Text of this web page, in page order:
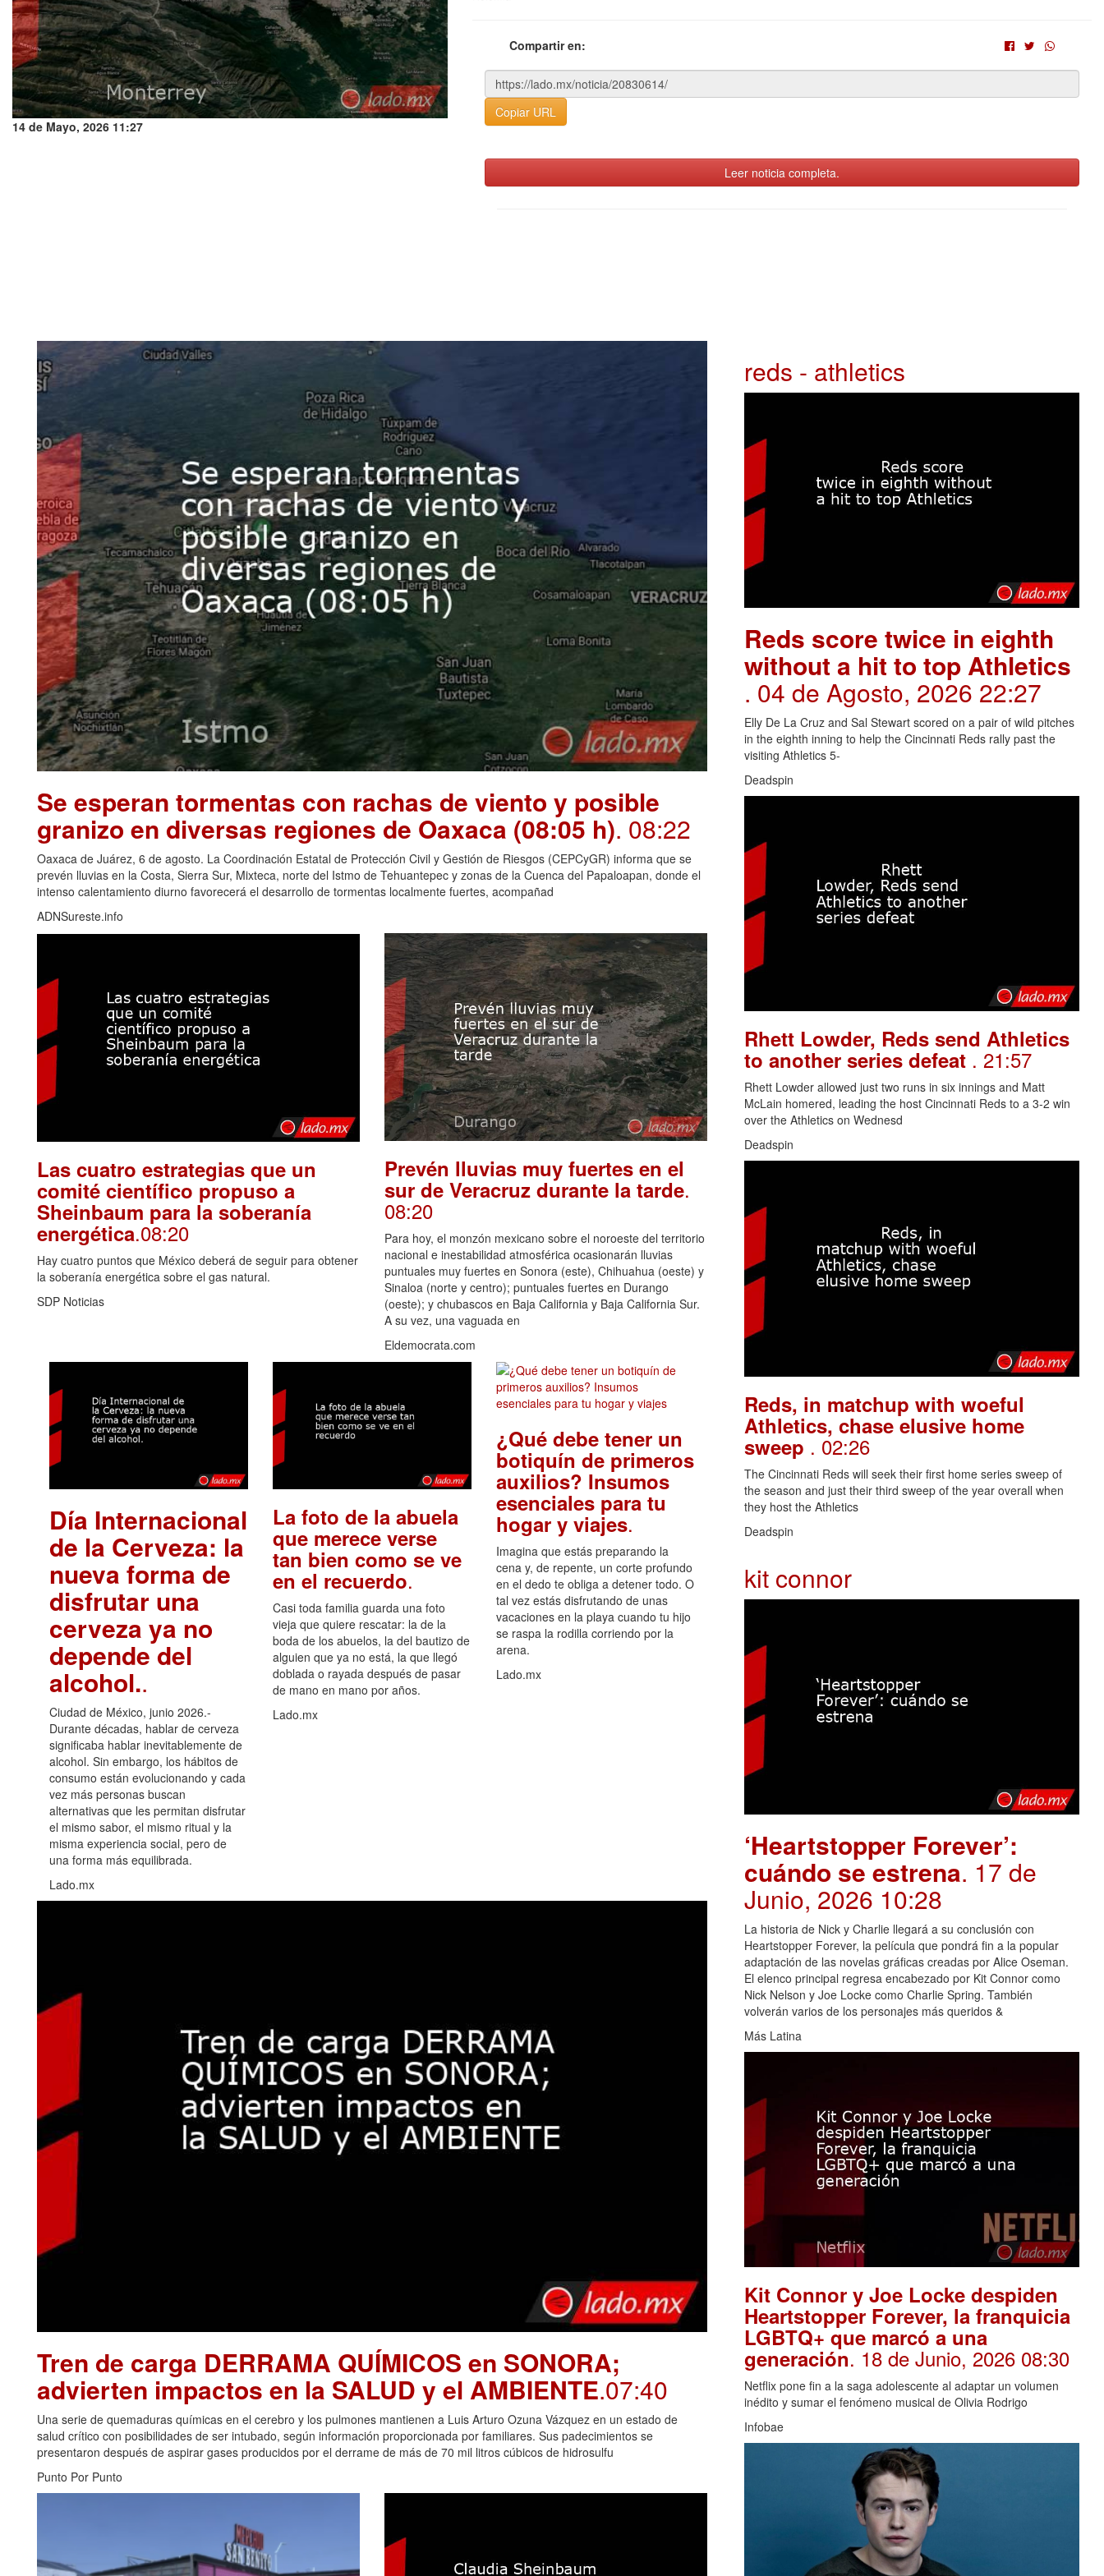
14 de Mayo, 2026 11:27
Compartir en:
Copiar URL
Leer noticia completa.
Se esperan tormentas con rachas de viento y posible
granizo en diversas regiones de Oaxaca (08:05 h). 08:22
Oaxaca de Juárez, 6 de agosto. La Coordinación Estatal de Protección Civil y Gestión de Riesgos (CEPCyGR) informa que se
prevén lluvias en la Costa, Sierra Sur, Mixteca, norte del Istmo de Tehuantepec y zonas de la Cuenca del Papaloapan, donde el
intenso calentamiento diurno favorecerá el desarrollo de tormentas localmente fuertes, acompañad
ADNSureste.info
Las cuatro estrategias que un
comité científico propuso a
Sheinbaum para la soberanía
energética.08:20
Hay cuatro puntos que México deberá de seguir para obtener
la soberanía energética sobre el gas natural.
SDP Noticias
Prevén lluvias muy fuertes en el
sur de Veracruz durante la tarde.
08:20
Para hoy, el monzón mexicano sobre el noroeste del territorio
nacional e inestabilidad atmosférica ocasionarán lluvias
puntuales muy fuertes en Sonora (este), Chihuahua (oeste) y
Sinaloa (norte y centro); puntuales fuertes en Durango
(oeste); y chubascos en Baja California y Baja California Sur.
A su vez, una vaguada en
Eldemocrata.com
Día Internacional
de la Cerveza: la
nueva forma de
disfrutar una
cerveza ya no
depende del
alcohol..
Ciudad de México, junio 2026.-
Durante décadas, hablar de cerveza
significaba hablar inevitablemente de
alcohol. Sin embargo, los hábitos de
consumo están evolucionando y cada
vez más personas buscan
alternativas que les permitan disfrutar
el mismo sabor, el mismo ritual y la
misma experiencia social, pero de
una forma más equilibrada.
Lado.mx
La foto de la abuela
que merece verse
tan bien como se ve
en el recuerdo.
Casi toda familia guarda una foto
vieja que quiere rescatar: la de la
boda de los abuelos, la del bautizo de
alguien que ya no está, la que llegó
doblada o rayada después de pasar
de mano en mano por años.
Lado.mx
¿Qué debe tener un
botiquín de primeros
auxilios? Insumos
esenciales para tu
hogar y viajes.
Imagina que estás preparando la
cena y, de repente, un corte profundo
en el dedo te obliga a detener todo. O
tal vez estás disfrutando de unas
vacaciones en la playa cuando tu hijo
se raspa la rodilla corriendo por la
arena.
Lado.mx
Tren de carga DERRAMA QUÍMICOS en SONORA;
advierten impactos en la SALUD y el AMBIENTE.07:40
Una serie de quemaduras químicas en el cerebro y los pulmones mantienen a Luis Arturo Ozuna Vázquez en un estado de
salud crítico con posibilidades de ser intubado, según información proporcionada por familiares. Sus padecimientos se
presentaron después de aspirar gases producidos por el derrame de más de 70 mil litros cúbicos de hidrosulfu
Punto Por Punto
reds - athletics
Reds score twice in eighth
without a hit to top Athletics
. 04 de Agosto, 2026 22:27
Elly De La Cruz and Sal Stewart scored on a pair of wild pitches
in the eighth inning to help the Cincinnati Reds rally past the
visiting Athletics 5-
Deadspin
Rhett Lowder, Reds send Athletics
to another series defeat . 21:57
Rhett Lowder allowed just two runs in six innings and Matt
McLain homered, leading the host Cincinnati Reds to a 3-2 win
over the Athletics on Wednesd
Deadspin
Reds, in matchup with woeful
Athletics, chase elusive home
sweep . 02:26
The Cincinnati Reds will seek their first home series sweep of
the season and just their third sweep of the year overall when
they host the Athletics
Deadspin
kit connor
‘Heartstopper Forever’:
cuándo se estrena. 17 de
Junio, 2026 10:28
La historia de Nick y Charlie llegará a su conclusión con
Heartstopper Forever, la película que pondrá fin a la popular
adaptación de las novelas gráficas creadas por Alice Oseman.
El elenco principal regresa encabezado por Kit Connor como
Nick Nelson y Joe Locke como Charlie Spring. También
volverán varios de los personajes más queridos &
Más Latina
Kit Connor y Joe Locke despiden
Heartstopper Forever, la franquicia
LGBTQ+ que marcó a una
generación. 18 de Junio, 2026 08:30
Netflix pone fin a la saga adolescente al adaptar un volumen
inédito y sumar el fenómeno musical de Olivia Rodrigo
Infobae